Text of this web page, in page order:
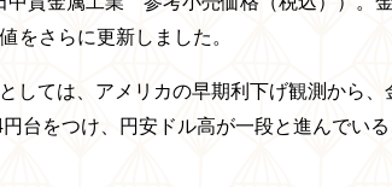
をさらに更新しました。
しては、アメリカの早期利下げ観測から
台をつけ、円安ドル高が一段と進んでい